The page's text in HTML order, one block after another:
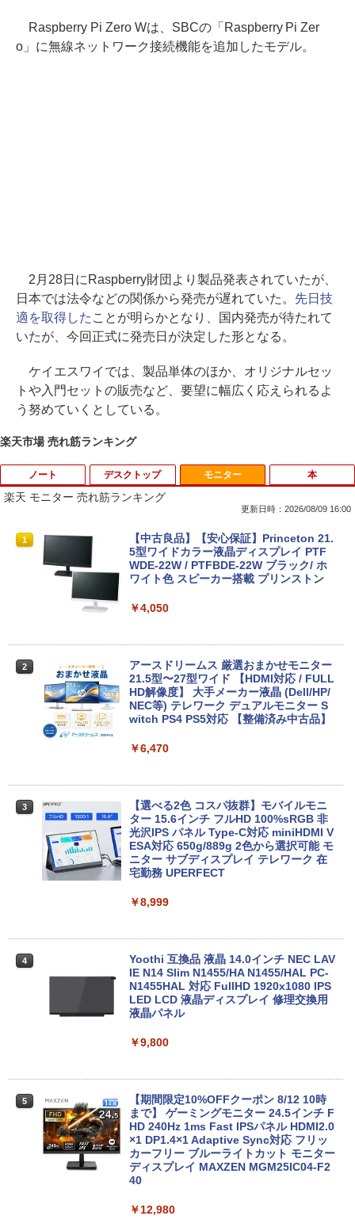
Raspberry Pi Zero Wは、SBCの「Raspberry Pi Zer
o」に無線ネットワーク接続機能を追加したモデル。
2月28日にRaspberry財団より製品発表されていたが、
日本では法令などの関係から発売が遅れていた。 先日技
適を取得した ことが明らかとなり、国内発売が待たれて
いたが、今回正式に発売日が決定した形となる。
ケイエスワイでは、製品単体のほか、オリジナルセッ
トや入門セットの販売など、要望に幅広く応えられるよ
う努めていくとしている。
楽天市場 売れ筋ランキング
ノート
1
8月5日限定10倍＆抽選10000P！｜2021
年モデル！高性能ノートパソコン Windo
ws11 富士通 LIFEBOOK A5511 第11世
代Celeron 6305U最大メモリ32GB 秒速
画面 ノートパソコン中古 オフィス付き
￥15,120
新古品ノートパソコン Intel Celeron Wi
ndows11 Pro Office 2024付き メモリ16
oth 無線LAN USB3.0 軽量 モバイル ビ
￥21,980
【1500円OFFクーポン】【DVDドライブ
&テンキー】ノートパソコン 中古パソコ
ン 15.6インチ SSD256GB メモリ8GB C
付き Windows11 東芝 dynabook B65
￥21,800
【★最大100%ポイント】【新生活応援・
HD】富士通 LIFEBOOK U939/第8世代 C
SB-C/USB3.1/パソコン 中古PC 中古ノー
トパソコン Windows11
￥25,800
ノートパソコン 新品 14インチ Office搭
モリ 12GB SSD 128GB 256GB 512GB 1
デスクトップ
1
R309-Apple Mac mini A1347 1点 MacO
S Catalina 10.15.7/CPU Core i5-4260U/
メモリ 4GB/SATA 500GB intel HD Grap
hics 5000 1536MB グラフィックス搭載
中古パソコン | NEC | Mate MRL36L-5 |
Windows11 | デスクトップ | 一年保証 |
第9世代 | Core i3 9100 3.6(〜最大4.2)G
Hz | MEM:8GB | SSD:256GB(新品) | DV
【エントリーでポイント100％還元のチ
ャンス】GMKtec G5S ミニpc 【Intel N
5095 DDR5 8GB 128GB SSD】mini pc
Windows11 Pro 超軽量 4コア/4スレッド
2.9GHz ミニパソコン M.2 2242 SATA WI
トップPC NucBox みにpc 省エネ オフィ
￥46,248
Office2024付き デスクトップPC デスク
トップ パソコン ビジネス 第14世代 core
SSD 128GB～2TB メモリ8GB～32GB 2
み
￥45,700
★レノボ / Lenovo ThinkCentre M70q
Tiny Gen 5 12TES7DK00 (Windows 11
GB/SSD:256GB)【デスクトップパソコ
モニター
楽天 モニター 売れ筋ランキング
更新日時：2026/08/09 16:00
1
【中古良品】【安心保証】Princeton 21.
5型ワイドカラー液晶ディスプレイ PTF
WDE-22W / PTFBDE-22W ブラック/ ホ
ワイト色 スピーカー搭載 プリンストン
￥4,050
2
アースドリームス 厳選おまかせモニター
21.5型〜27型ワイド 【HDMI対応 / FULL
HD解像度】 大手メーカー液晶 (Dell/HP/
NEC等) テレワーク デュアルモニター S
witch PS4 PS5対応 【整備済み中古品】
￥6,470
3
【選べる2色 コスパ抜群】モバイルモニ
ター 15.6インチ フルHD 100%sRGB 非
光沢IPS パネル Type-C対応 miniHDMI V
ESA対応 650g/889g 2色から選択可能 モ
ニター サブディスプレイ テレワーク 在
宅勤務 UPERFECT
￥8,999
4
Yoothi 互換品 液晶 14.0インチ NEC LAV
IE N14 Slim N1455/HA N1455/HAL PC-
N1455HAL 対応 FullHD 1920x1080 IPS
LED LCD 液晶ディスプレイ 修理交換用
液晶パネル
￥9,800
5
【期間限定10%OFFクーポン 8/12 10時
まで】 ゲーミングモニター 24.5インチ F
HD 240Hz 1ms Fast IPSパネル HDMI2.0
×1 DP1.4×1 Adaptive Sync対応 フリッ
カーフリー ブルーライトカット モニター
ディスプレイ MAXZEN MGM25IC04-F2
40
￥12,980
本